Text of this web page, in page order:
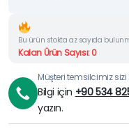
Bu ürün stokta az sayıda
Kalan Ürün Sayısı: 0
Müşteri temsilcimiz sizi
Bilgi için +90 534
yazın.